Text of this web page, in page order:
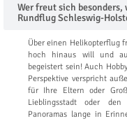
Wer freut sich besonders,
Rundflug Schleswig-
Über einen Helikopterflug
hoch hinaus will und
begeistert sein! Auch
Perspektive verspricht
für Ihre Eltern oder
Lieblingsstadt oder
Panoramas lange in